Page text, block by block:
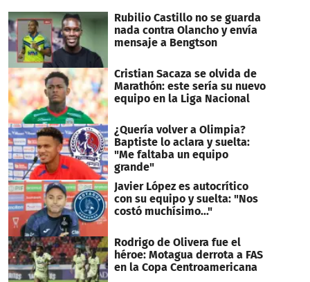
Rubilio Castillo no se guarda
nada contra Olancho y envía
mensaje a Bengtson
Cristian Sacaza se olvida de
Marathón: este sería su nuevo
equipo en la Liga Nacional
¿Quería volver a Olimpia?
Baptiste lo aclara y suelta:
"Me faltaba un equipo
grande"
Javier López es autocrítico
con su equipo y suelta: "Nos
costó muchísimo..."
Rodrigo de Olivera fue el
héroe: Motagua derrota a FAS
en la Copa Centroamericana